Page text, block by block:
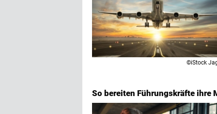
©iStock
So bereiten Führungskräfte ihre